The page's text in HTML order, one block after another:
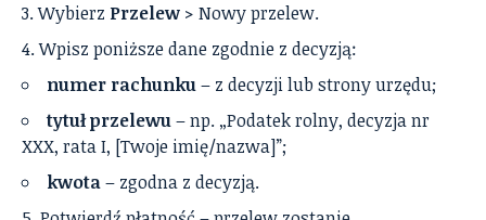
Wybierz Przelew > Nowy przelew.
Wpisz poniższe dane zgodnie z decyzją:
numer rachunku– z decyzji lub strony urzędu;
tytuł przelewu– np. „Podatek rolny, decyzja nr
XXX, rata I, [Twoje imię/nazwa]”;
kwota– zgodna z decyzją.